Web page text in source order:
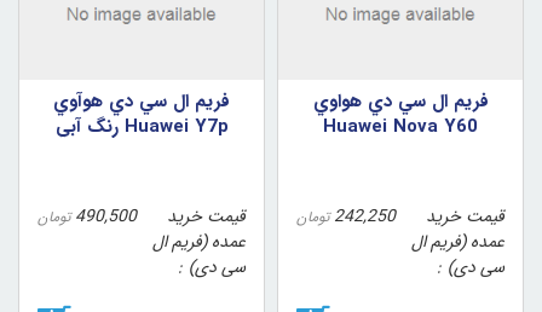
فريم ال سي دي هواوي
Huawei Nova Y60
قیمت خرید
عمده (فریم ال
سی دی)
242,250 تومان
فريم ال سي دي هوآوي
Huawei Y7p رنگ آبي
قیمت خرید
عمده (فریم ال
سی دی)
490,500 تومان